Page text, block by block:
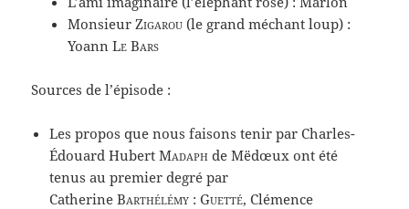
MonsieurZigarou (le grand méchant loup) :
YoannLe Bars
Sources de l’épisode :
Les propos que nous faisons tenir par Charles-
Édouard HubertMadaph de Mëdœux ont été
tenus au premier degré par
CatherineBarthélémy :Guetté, Clémence